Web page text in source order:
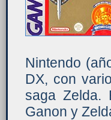
Nintendo
DX, con
saga Zelda.
Ganon y